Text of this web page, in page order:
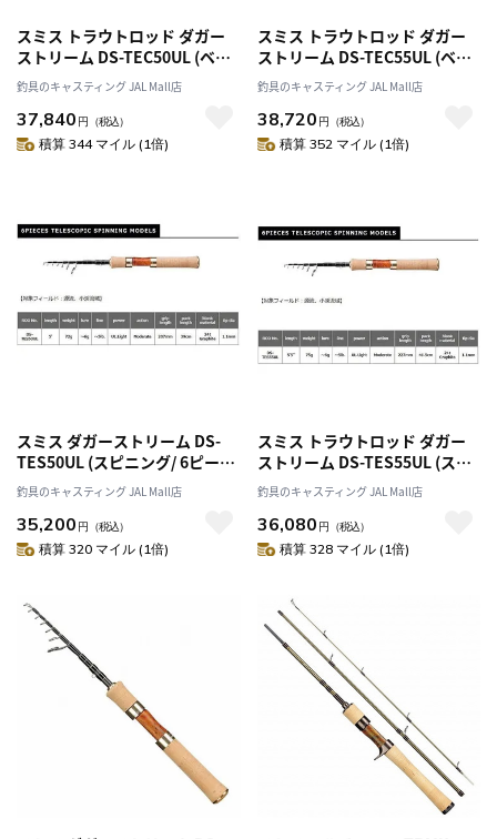
スミス トラウトロッド ダガー
ストリーム DS-TEC50UL (ベイ
ト/6ピーステレスコピック(振
出)
釣具のキャスティング JAL Mall店
37,840 円 （税込）
積算 344 マイル (1倍)
スミス トラウトロッド ダガー
ストリーム DS-TEC55UL (ベイ
ト/6ピーステレスコピック(振
出)
釣具のキャスティング JAL Mall店
38,720 円 （税込）
積算 352 マイル (1倍)
スミス ダガーストリーム DS-
TES50UL (スピニング/ 6ピース
テレスコピック(振出)
釣具のキャスティング JAL Mall店
35,200 円 （税込）
積算 320 マイル (1倍)
スミス トラウトロッド ダガー
ストリーム DS-TES55UL (スピ
ニング/ 6ピーステレスコピック
(振出)
釣具のキャスティング JAL Mall店
36,080 円 （税込）
積算 328 マイル (1倍)